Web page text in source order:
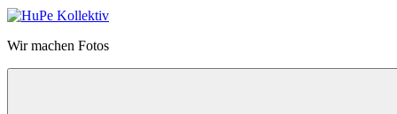
HuPe
Wir machen Fotos